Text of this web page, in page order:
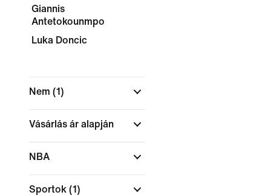
Giannis
Antetokounmpo
Luka Doncic
Nem (1)
Vásárlás ár alapján
NBA
Sportok (1)